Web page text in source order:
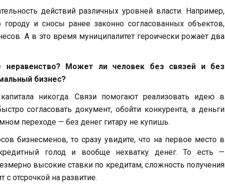
действий различных уровней власти. Например,
и сносы ранее законно согласованных объектов,
А в это время муниципалитет героически рожает два
неравенство? Может ли человек без связей и без
бизнес?
никогда. Связи помогают реализовать идею в
согласовать документ, обойти конкурента, а деньги
переходе — без денег гитару не купишь.
бизнесменов, то сразу увидите, что на первое место в
голод и вообще нехватку денег. То есть —
высокие ставки по кредитам, сложность получения
отсрочкой на развитие.